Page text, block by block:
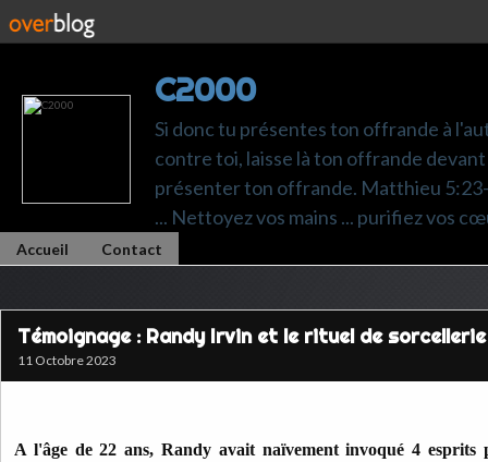
C2000
Si donc tu présentes ton offrande à
contre toi, laisse là ton offrande
présenter ton offrande. Matthieu 5:23-
... Nettoyez vos mains ... purifiez vos
Accueil Contact
Témoignage : Randy Irvin et le rituel de
11 Octobre 2023
A l'âge de 22 ans, Randy avait naïvement invoqué 4 esprits